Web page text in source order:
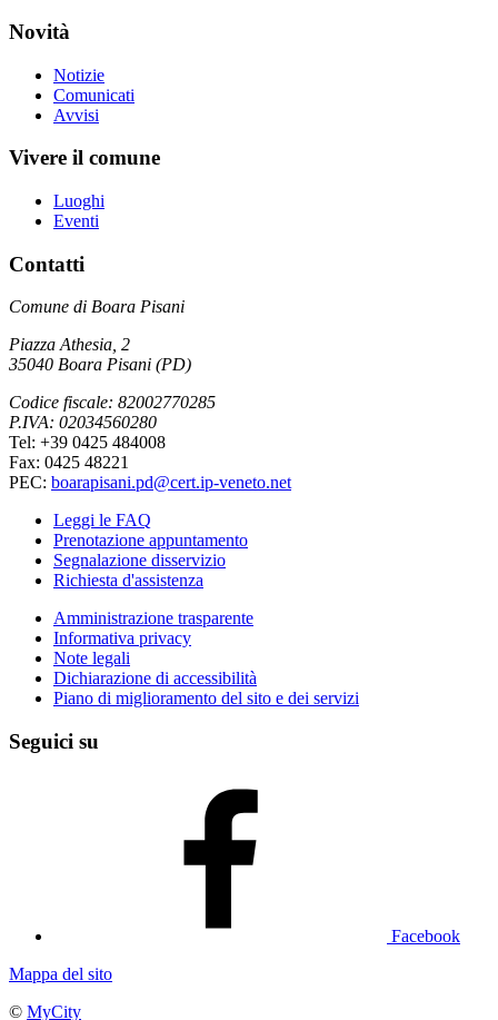
Novità
Notizie
Comunicati
Avvisi
Vivere il comune
Luoghi
Eventi
Contatti
Comune di Boara Pisani
Piazza Athesia, 2
35040 Boara Pisani (PD)
Codice fiscale: 82002770285
P.IVA: 02034560280
Tel: +39 0425 484008
Fax: 0425 48221
PEC: boarapisani.pd@cert.ip-veneto.net
Leggi le FAQ
Prenotazione appuntamento
Segnalazione disservizio
Richiesta d'assistenza
Amministrazione trasparente
Informativa privacy
Note legali
Dichiarazione di accessibilità
Piano di miglioramento del sito e dei servizi
Seguici su
Facebook
Mappa del sito
© MyCity